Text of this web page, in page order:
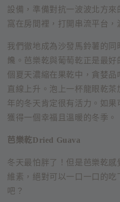
設備，準備對抗一波波北方
窩在房間裡，打開串流平台
我們徹地成為沙發馬鈴薯的
饞。芭樂乾與葡萄乾正是最
個夏天濃縮在果乾中，貪婪
直線上升。泡上一杯龍眼乾
年的冬天肯定很有活力。如
獲得一個幸福且溫暖的冬季。
芭樂乾Dried Guava
冬天最怕胖了！但是芭樂乾
維素，絕對可以一口一口的
吧？